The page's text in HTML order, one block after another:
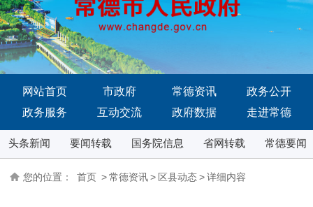
网站首页 市政府 常德资讯
政务公开
政务服务
互动交流 政府数据 走进常德
头条新闻 要闻转载 国务院信息 省网转载 常德要闻
您的位置： 首页 > 常德资讯 > 区县动态 > 详细内容